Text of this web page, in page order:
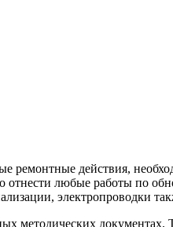
ремонтные действия,
любые работы по
электропроводки
методических